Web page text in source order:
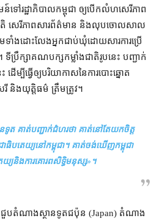
ន៍​ទៅ​រដ្ឋាភិបាល​កម្ពុជា​ ឲ្យ​បើក​លំហ​សេរីភាព​
សេរីភាព​សារព័ត៌មាន និង​លុប​ចោល​​សាល
ទាំង​ដោះលែង​អ្នកជាប់ឃុំ​ដោយសារ​​ការប្រើ
ប្រឹក្សា​គណបក្ស​កម្លាំងជាតិ​រូប​នេះ ​បញ្ជាក់​
ើម្បី​ធ្វើ​ឲ្យ​បរិយាកាស​នៃ​ការ​បោះឆ្នោត​
និង​យុត្តិធម៌ ត្រឹមត្រូវ។
នទូត គាត់​បញ្ជាក់​ជំហរ​ថា គាត់​នៅតែ​យកចិត្ត​
ាធិបតេយ្យ​នៅ​កម្ពុជា។ គាត់​ចង់​ឃើញ​កម្ពុជា
េយ្យ​និង​ការគោរព​សិទ្ធិមនុស្ស»។
ប​តំណាង​ស្ថានទូត​ជប៉ុន (Japan) តំណាង​